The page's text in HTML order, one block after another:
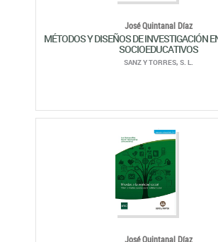
José Quintanal Díaz
MIRADAS A LA REALIDAD SOCIAL
SANZ Y TORRES, S. L.